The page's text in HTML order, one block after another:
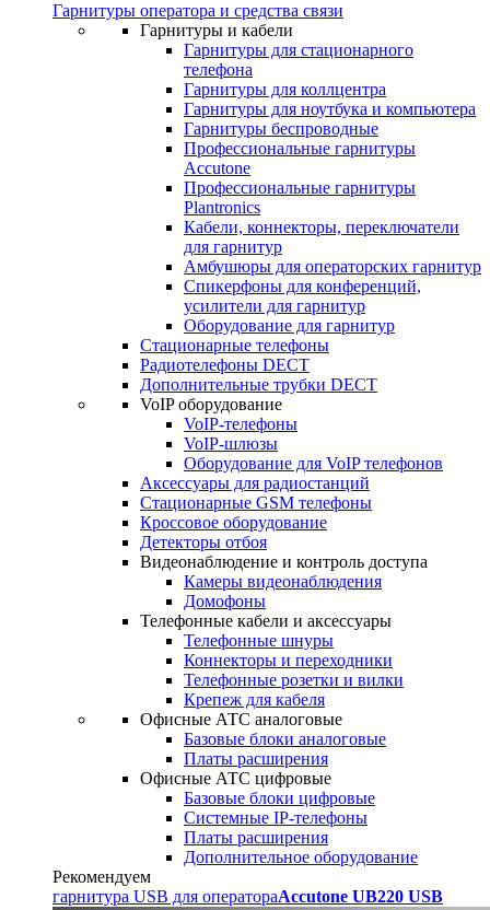
Гарнитуры оператора и средства связи
Гарнитуры и кабели
Гарнитуры для стационарного
телефона
Гарнитуры для коллцентра
Гарнитуры для ноутбука и компьютера
Гарнитуры беспроводные
Профессиональные гарнитуры
Accutone
Профессиональные гарнитуры
Plantronics
Кабели, коннекторы, переключатели
для гарнитур
Амбушюры для операторских гарнитур
Cпикерфоны для конференций,
усилители для гарнитур
Оборудование для гарнитур
Стационарные телефоны
Радиотелефоны DECT
Дополнительные трубки DECT
VoIP оборудование
VoIP-телефоны
VoIP-шлюзы
Оборудование для VoIP телефонов
Аксессуары для радиостанций
Стационарные GSM телефоны
Кроссовое оборудование
Детекторы отбоя
Видеонаблюдение и контроль доступа
Камеры видеонаблюдения
Домофоны
Телефонные кабели и аксессуары
Телефонные шнуры
Коннекторы и переходники
Телефонные розетки и вилки
Крепеж для кабеля
Офисные АТС аналоговые
Базовые блоки аналоговые
Платы расширения
Офисные АТС цифровые
Базовые блоки цифровые
Системные IP-телефоны
Платы расширения
Дополнительное оборудование
Рекомендуем
гарнитура USB для оператораAccutone UB220 USB